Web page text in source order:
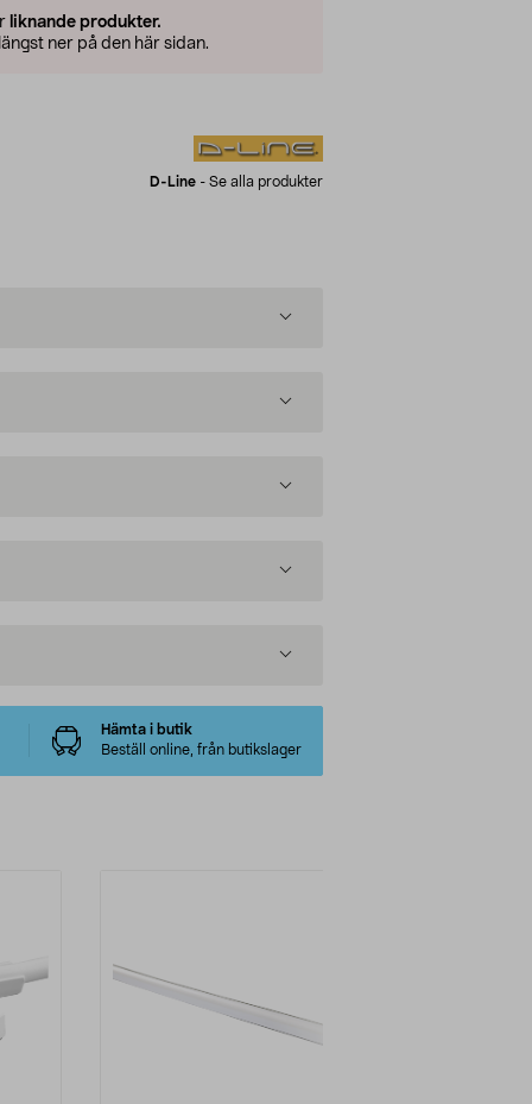
liknande produkter.
ner på den här sidan.
D-Line - Se alla produkter
Hämta i butik
Beställ online, från butikslager